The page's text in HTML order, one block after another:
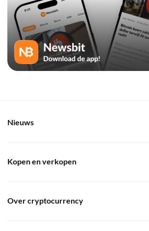
Nieuws
Kopen en verkopen
Over cryptocurrency